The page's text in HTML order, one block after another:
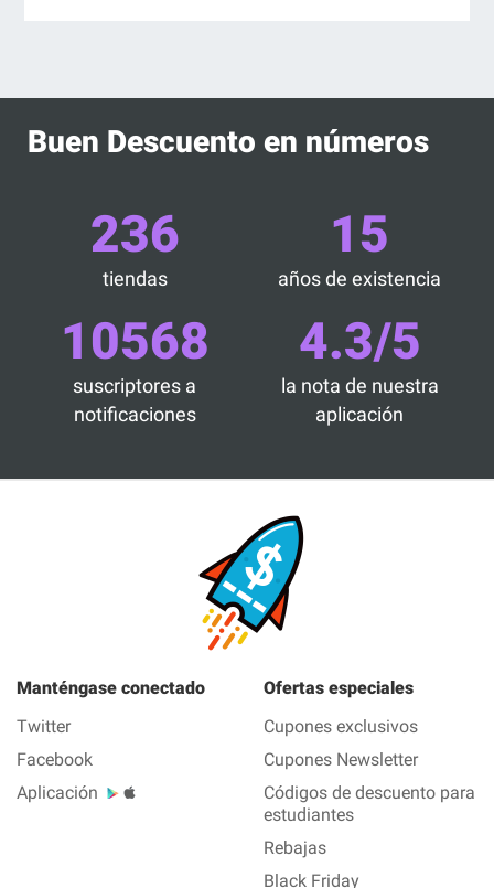
Buen Descuento en números
236
tiendas
15
años de existencia
10568
suscriptores a
notificaciones
4.3/5
la nota de nuestra
aplicación
Manténgase conectado
Twitter
Facebook
Aplicación
Ofertas especiales
Cupones exclusivos
Cupones Newsletter
Códigos de descuento para
estudiantes
Rebajas
Black Friday